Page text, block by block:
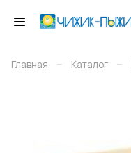
Главная – Каталог –